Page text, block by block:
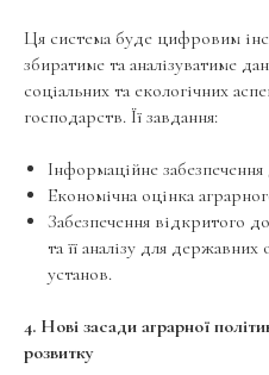
Ця система буде цифровим
збиратиме та аналізуватиме
соціальних та екологічних
господарств. Її завдання:
Інформаційне
Економічна оцінка
Забезпечення відкритого
та її аналізу для
установ.
4. Нові засади аграрної
розвитку